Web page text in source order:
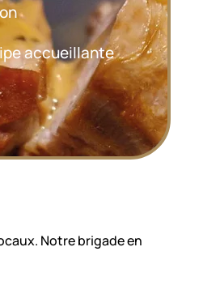
accueillante
Notre brigade en